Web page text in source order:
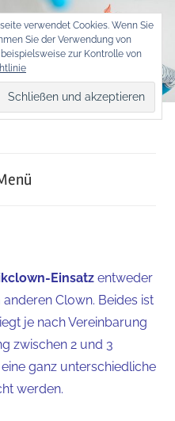
Einsatz entweder
Clown. Beides ist
je nach Vereinbarung
zwischen 2 und 3
ganz unterschiedliche
werden.
verwendet Cookies. Wenn Sie
Sie der Verwendung von
zur Kontrolle von